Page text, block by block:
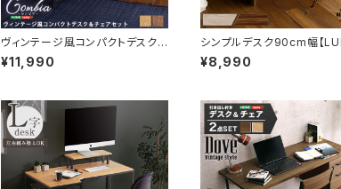
ヴィンテージ風コンパクトデスク＆
チェアセット-CMBA-【-コンビ
ア-】 CMBA-90
¥11,990
シンプルデスク90cm幅【
E-ルルテ-】 HT-DSK90
¥8,990